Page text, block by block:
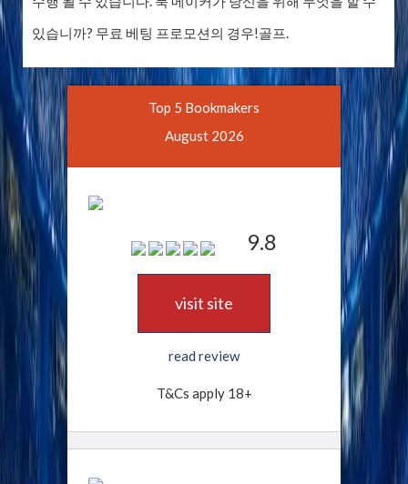
있습니까? 무료 베팅 프로모션의 경우!골프.
Top 5 Bookmakers
August 2026
9.8
visit site
read review
T&Cs apply 18+